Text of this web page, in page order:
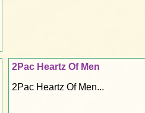
2Pac Heartz Of Men
2Pac Heartz Of Men...